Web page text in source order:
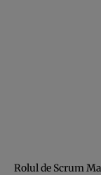
Rolul de Scrum